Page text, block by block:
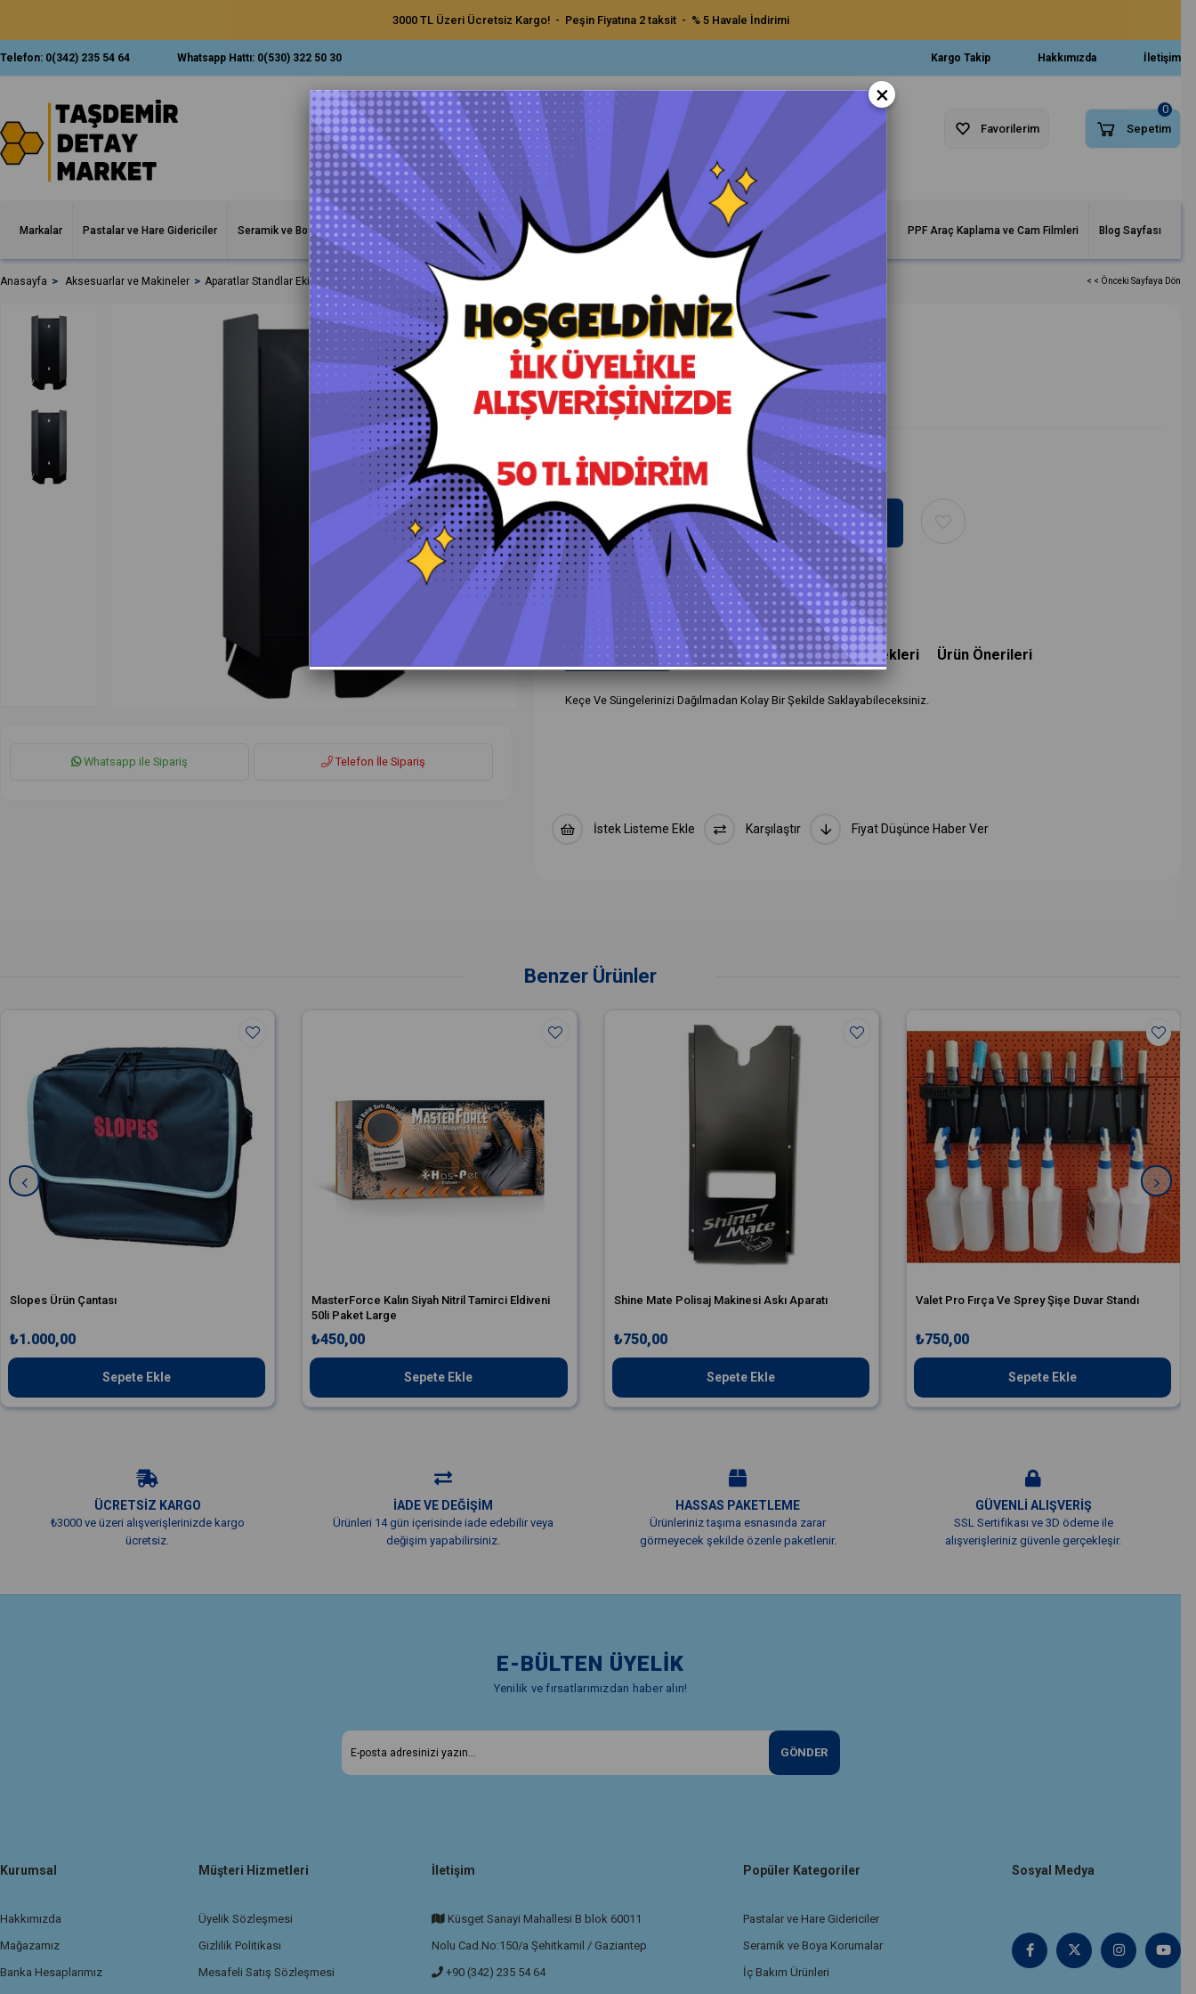
3000 TL Üzeri Ücretsiz Kargo! - Peşin Fiyatına 2 taksit - % 5 Havale İndirimi
Telefon: 0(342) 235 54 64 Whatsapp Hattı: 0(530) 322 50 30 Kargo Takip Hakkımızda İletişim
Sepetim
0
Favorilerim
Markalar Pastalar ve Hare Gidericiler Seramik ve Boya Korumalar İç Bakım Ürünleri Dış Bakım Ürünleri Uygulama Pedleri ve Bezler Aksesuarlar ve Makineler PPF Araç Kaplama ve Cam Filmleri Blog Sayfası
Anasayfa Aksesuarlar ve Makineler Aparatlar Standlar Ekipmanlar Fix Keçe ve Sünger Standı 85mm < < Önceki Sayfaya Dön
›
Whatsapp ile Sipariş Telefon İle Sipariş
Fix Keçe ve Sünger Standı 85mm
Orijinal Ürün - Yetkili Satıcı - Hızlı Kargo
₺300,00
Havale ile Ödeme
₺285,00
Daha Fazla Aparatlar Standlar Ekipmanlar
Ürün Özellikleri Yorumlar(0) Ödeme Seçenekleri Ürün Önerileri
Keçe Ve Süngelerinizi Dağılmadan Kolay Bir Şekilde Saklayabileceksiniz.
İstek Listeme Ekle Karşılaştır Fiyat Düşünce Haber Ver
Benzer Ürünler
Slopes Ürün Çantası
₺1.000,00
Sepete Ekle
MasterForce Kalın Siyah Nitril Tamirci Eldiveni
50li Paket Large
₺450,00
Sepete Ekle
Shine Mate Polisaj Makinesi Askı Aparatı
₺750,00
Sepete Ekle
Valet Pro Fırça Ve Sprey Şişe Duvar Standı
₺750,00
Sepete Ekle
ÜCRETSİZ KARGO
₺3000 ve üzeri alışverişlerinizde kargo
ücretsiz.
İADE VE DEĞİŞİM
Ürünleri 14 gün içerisinde iade edebilir veya
değişim yapabilirsiniz.
HASSAS PAKETLEME
Ürünleriniz taşıma esnasında zarar
görmeyecek şekilde özenle paketlenir.
GÜVENLİ ALIŞVERİŞ
SSL Sertifikası ve 3D ödeme ile
alışverişleriniz güvenle gerçekleşir.
E-BÜLTEN ÜYELİK
Yenilik ve fırsatlarımızdan haber alın!
GÖNDER
Kurumsal
Hakkımızda
Mağazamız
Banka Hesaplarımız
Müşteri Hizmetleri
Üyelik Sözleşmesi
Gizlilik Politikası
Mesafeli Satış Sözleşmesi
İletişim
Küsget Sanayi Mahallesi B blok 60011
Nolu Cad.No:150/a Şehitkamil / Gaziantep
+90 (342) 235 54 64
Popüler Kategoriler
Pastalar ve Hare Gidericiler
Seramik ve Boya Korumalar
İç Bakım Ürünleri
Sosyal Medya
×